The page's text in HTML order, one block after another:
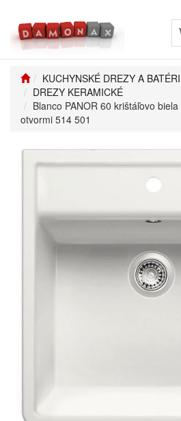
KUCHYNSKÉ DREZY A
DREZY KERAMICKÉ
Blanco PANOR 60 krištáľovo
otvormi 514 501